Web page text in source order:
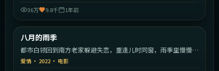
36万
9.8千 1年前
热门
八月的雨季
都市白领回到南方老家躲避失恋，重逢儿时同窗，雨季里慢慢治
愈彼此。
爱情 · 2022· 电影